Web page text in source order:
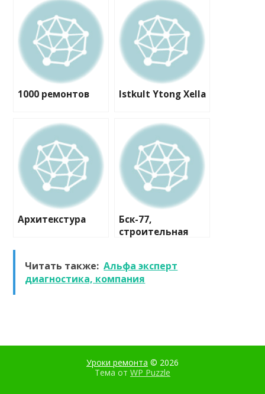
1000 ремонтов Istkult Ytong Xella
Архитекстура
Бск-77,
строительная
Читать также: Альфа эксперт
диагностика, компания
Уроки ремонта © 2026
Тема от WP Puzzle